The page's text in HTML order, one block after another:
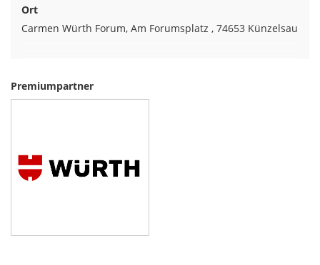
Ort
Carmen Würth Forum, Am Forumsplatz , 74653 Künzelsau
Premiumpartner